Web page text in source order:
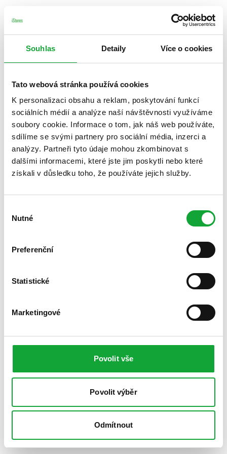
Souhlas Detaily Více o cookies
Tato webová stránka používá cookies
K personalizaci obsahu a reklam, poskytování funkcí
sociálních médií a analýze naší návštěvnosti využíváme
soubory cookie. Informace o tom, jak náš web používáte,
sdílíme se svými partnery pro sociální média, inzerci a
analýzy. Partneři tyto údaje mohou zkombinovat s
dalšími informacemi, které jste jim poskytli nebo které
získali v důsledku toho, že používáte jejich služby.
souhlasu
Nutné
Preferenční
Statistické
Marketingové
Povolit vše
Povolit výběr
Odmítnout